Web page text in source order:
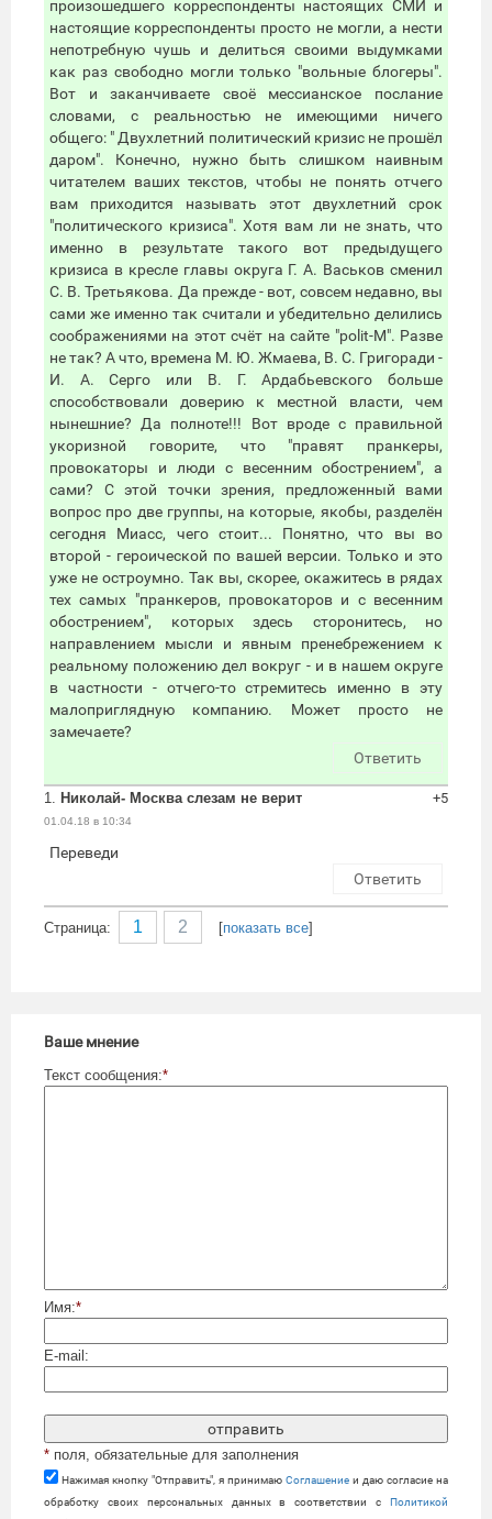
произошедшего корреспонденты настоящих СМИ и
настоящие корреспонденты просто не могли, а нести
непотребную чушь и делиться своими выдумками
как раз свободно могли только "вольные блогеры".
Вот и заканчиваете своё мессианское послание
словами, с реальностью не имеющими ничего
общего: " Двухлетний политический кризис не прошёл
даром". Конечно, нужно быть слишком наивным
читателем ваших текстов, чтобы не понять отчего
вам приходится называть этот двухлетний срок
"политического кризиса". Хотя вам ли не знать, что
именно в результате такого вот предыдущего
кризиса в кресле главы округа Г. А. Васьков сменил
С. В. Третьякова. Да прежде - вот, совсем недавно, вы
сами же именно так считали и убедительно делились
соображениями на этот счёт на сайте "polit-М". Разве
не так? А что, времена М. Ю. Жмаева, В. С. Григоради -
И. А. Серго или В. Г. Ардабьевского больше
способствовали доверию к местной власти, чем
нынешние? Да полноте!!! Вот вроде с правильной
укоризной говорите, что "правят пранкеры,
провокаторы и люди с весенним обострением", а
сами? С этой точки зрения, предложенный вами
вопрос про две группы, на которые, якобы, разделён
сегодня Миасс, чего стоит... Понятно, что вы во
второй - героической по вашей версии. Только и это
уже не остроумно. Так вы, скорее, окажитесь в рядах
тех самых "пранкеров, провокаторов и с весенним
обострением", которых здесь сторонитесь, но
направлением мысли и явным пренебрежением к
реальному положению дел вокруг - и в нашем округе
в частности - отчего-то стремитесь именно в эту
малоприглядную компанию. Может просто не
замечаете?
Ответить
1. Николай- Москва слезам не верит
01.04.18 в 10:34
+5
Переведи
Ответить
Cтраница: 1 2 [показать все]
Ваше мнение
Текст сообщения:*
Имя:*
E-mail:
* поля, обязательные для заполнения
Нажимая кнопку "Отправить", я принимаю Cоглашение и даю согласие на
обработку своих персональных данных в соответствии с Политикой